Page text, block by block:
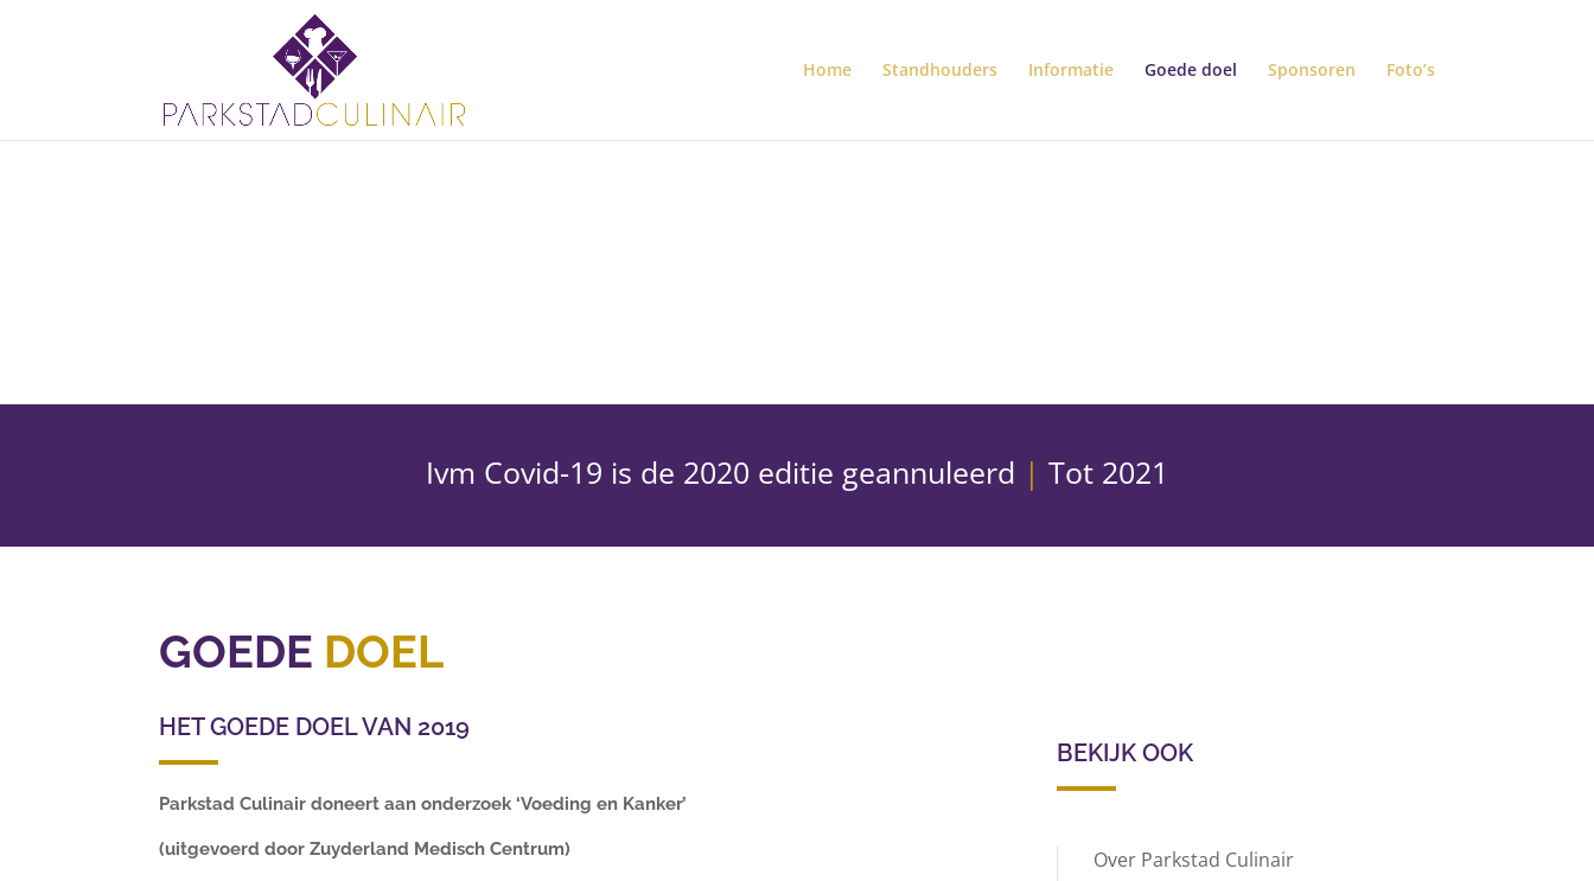
Home Standhouders Informatie Goede doel Sponsoren Foto’s
Ivm Covid-19 is de 2020 editie geannuleerd | Tot 2021
GOEDE DOEL
HET GOEDE DOEL VAN 2019
Parkstad Culinair doneert aan onderzoek ‘Voeding en Kanker’
(uitgevoerd door Zuyderland Medisch Centrum)
BEKIJK OOK
Over Parkstad Culinair